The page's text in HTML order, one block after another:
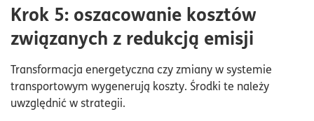
Krok 5: oszacowanie kosztów
związanych z redukcją emisji
Transformacja energetyczna czy zmiany w systemie
transportowym wygenerują koszty. Środki te należy
uwzględnić w strategii.